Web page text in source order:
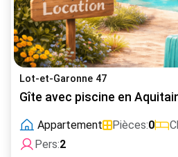
Lot-et-Garonne 47
Gîte avec piscine en
Appartement Pièces:0
Pers:2